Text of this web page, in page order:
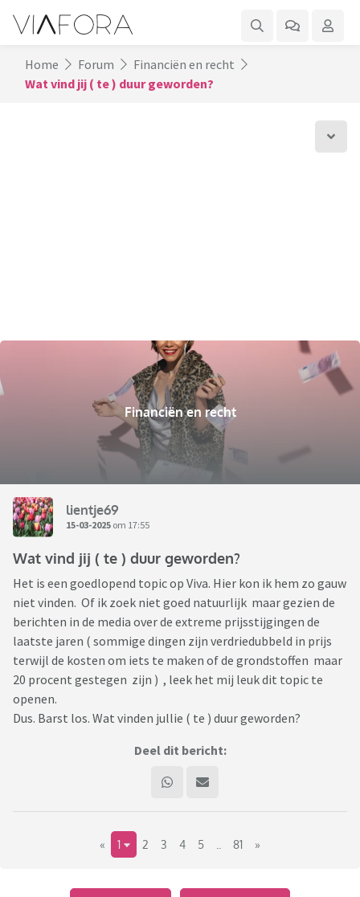
Home Forum
Financiën en recht
Wat vind jij ( te ) duur geworden?
Financiën en recht
lientje69
15-03-2025 om 17:55
Wat vind jij ( te ) duur geworden?
Het is een goedlopend topic op Viva. Hier kon ik hem zo gauw
niet vinden. Of ik zoek niet goed natuurlijk maar gezien de
berichten in de media over de extreme prijsstijgingen de
laatste jaren ( sommige dingen zijn verdriedubbeld in prijs
terwijl de kosten om iets te maken of de grondstoffen maar
20 procent gestegen zijn ) , leek het mij leuk dit topic te
openen.
Dus. Barst los. Wat vinden jullie ( te ) duur geworden?
Deel dit bericht:
« 1 2 3 4 5 81 »